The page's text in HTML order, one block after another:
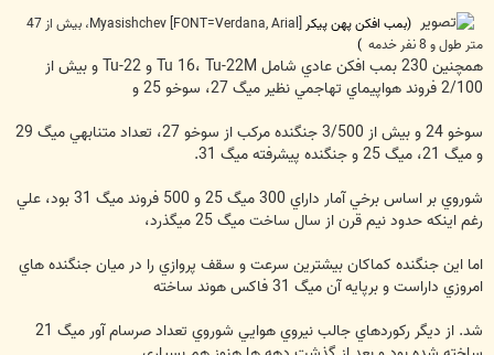
(بمب افكن پهن پيكر
[FONT=Verdana, Arial] Myasishchev، بيش از 47
متر طول و 8 نفر خدمه
)
همچنين 230 بمب افكن عادي شامل Tu 16، Tu-22M و Tu-22 و بيش از
2/100 فروند هواپيماي تهاجمي نظير ميگ 27، سوخو 25 و
سوخو 24 و بيش از 3/500 جنگنده مركب از سوخو 27، تعداد متنابهي ميگ 29
و ميگ 21، ميگ 25 و جنگنده پيشرفته ميگ 31.
شوروي بر اساس برخي آمار داراي 300 ميگ 25 و 500 فروند ميگ 31 بود، علي
رغم اينكه حدود نيم قرن از سال ساخت ميگ 25 ميگذرد،
اما اين جنگنده كماكان بيشترين سرعت و سقف پروازي را در ميان جنگنده هاي
امروزي داراست و برپايه آن ميگ 31 فاكس هوند ساخته
شد. از ديگر ركوردهاي جالب نيروي هوايي شوروي تعداد صرسام آور ميگ 21